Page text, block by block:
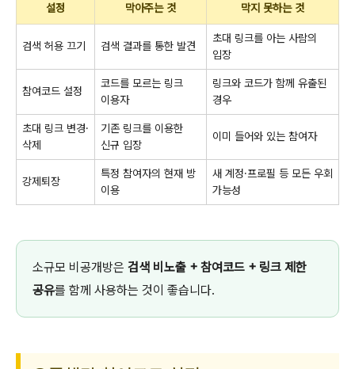
설정 막아주는 것 막지 못하는 것
검색 허용 끄기 검색 결과를 통한 발견
초대 링크를 아는 사람의
입장
참여코드 설정
코드를 모르는 링크
이용자
링크와 코드가 함께 유출된
경우
초대 링크 변경·
삭제
기존 링크를 이용한
신규 입장
이미 들어와 있는 참여자
강제퇴장
특정 참여자의 현재 방
이용
새 계정·프로필 등 모든 우회
가능성
소규모 비공개방은 검색 비노출 + 참여코드 + 링크 제한
공유를 함께 사용하는 것이 좋습니다.